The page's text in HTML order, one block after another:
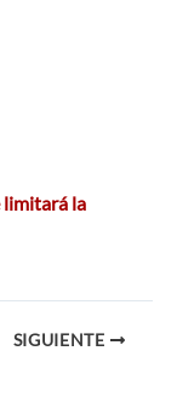
limitará la
SIGUIENTE